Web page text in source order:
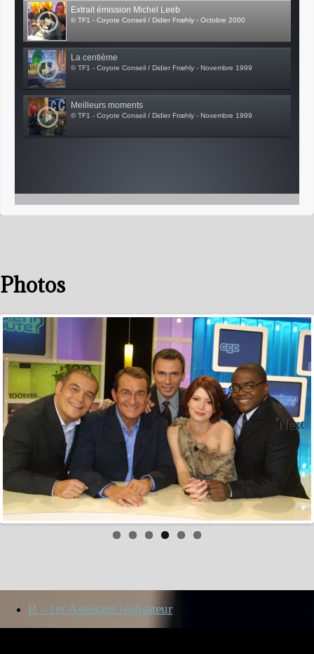
Extrait émission Michel Leeb
© TF1 - Coyote Conseil / Didier Frœhly - Octobre 2000
La centième
© TF1 - Coyote Conseil / Didier Frœhly - Novembre 1999
Meilleurs moments
© TF1 - Coyote Conseil / Didier Frœhly - Novembre 1999
Photos
Next
B - 1er Assistant réalisateur